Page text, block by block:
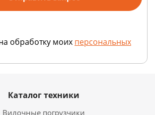
обработку моих персональных
Каталог техники
Вилочные погрузчики